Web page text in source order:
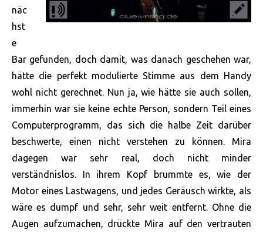
näc
hst
e
Bar gefunden, doch damit, was danach geschehen war,
hätte die perfekt modulierte Stimme aus dem Handy
wohl nicht gerechnet. Nun ja, wie hätte sie auch sollen,
immerhin war sie keine echte Person, sondern Teil eines
Computerprogramm, das sich die halbe Zeit darüber
beschwerte, einen nicht verstehen zu können. Mira
dagegen war sehr real, doch nicht minder
verständnislos. In ihrem Kopf brummte es, wie der
Motor eines Lastwagens, und jedes Geräusch wirkte, als
wäre es dumpf und sehr, sehr weit entfernt. Ohne die
Augen aufzumachen, drückte Mira auf den vertrauten